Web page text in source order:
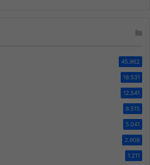
45.962
18.531
12.541
8.515
5.041
2.909
1.211